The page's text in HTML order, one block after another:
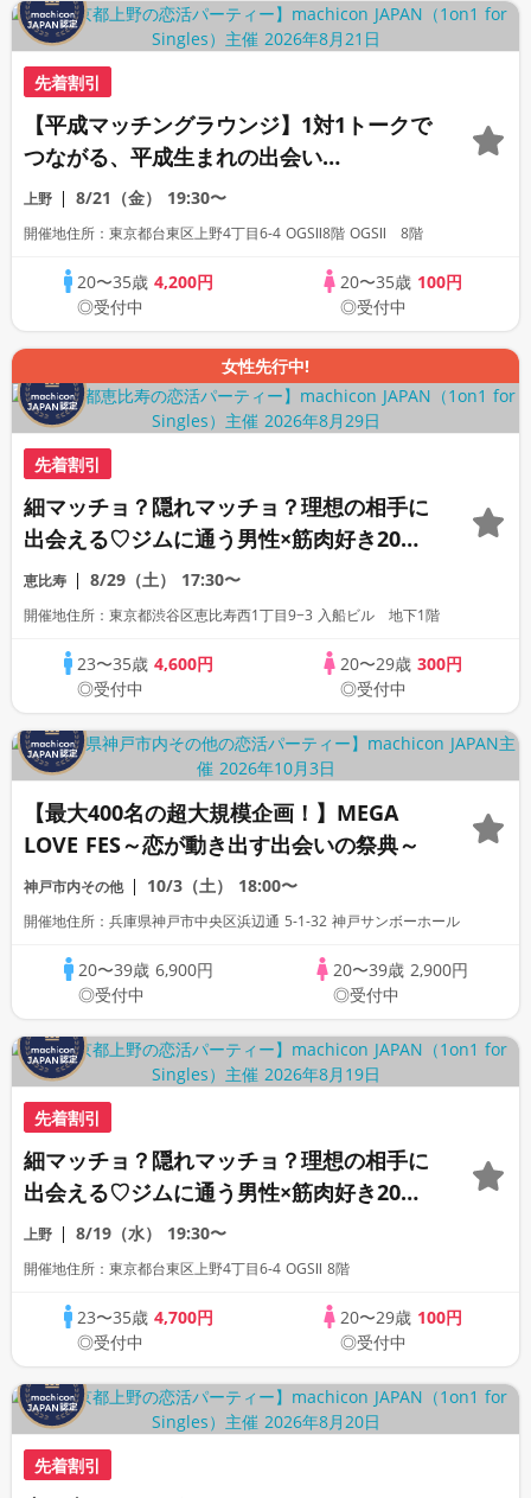
先着割引
【平成マッチングラウンジ】1対1トークで
つながる、平成生まれの出会い
《machicon JAPAN主催》
上野 8/21（金） 19:30〜
開催地住所：東京都台東区上野4丁目6-4 OGSⅡ8階 OGSⅡ 8階
20〜35歳4,200円
◎受付中
20〜35歳 100円
◎受付中
女性先行中!
先着割引
細マッチョ？隠れマッチョ？理想の相手に
出会える♡ジムに通う男性×筋肉好き20代
女性《machicon JAPAN主催》《飲み放
題》《全席半個室の上質な1対1相席会場》
恵比寿 8/29（土） 17:30〜
開催地住所：東京都渋谷区恵比寿西1丁目9−3 入船ビル 地下1階
23〜35歳4,600円
◎受付中
20〜29歳 300円
◎受付中
【最大400名の超大規模企画！】MEGA
LOVE FES～恋が動き出す出会いの祭典～
神戸市内その他 10/3（土） 18:00〜
開催地住所：兵庫県神戸市中央区浜辺通 5-1-32 神戸サンボーホール
20〜39歳 6,900円
◎受付中
20〜39歳 2,900円
◎受付中
先着割引
細マッチョ？隠れマッチョ？理想の相手に
出会える♡ジムに通う男性×筋肉好き20代
女性《machicon JAPAN主催》《ドリン
ク飲み放題付き》《全席半個室の上質な1
上野 8/19（水） 19:30〜
開催地住所：東京都台東区上野4丁目6-4 OGSⅡ 8階
23〜35歳4,700円
◎受付中
20〜29歳 100円
◎受付中
先着割引